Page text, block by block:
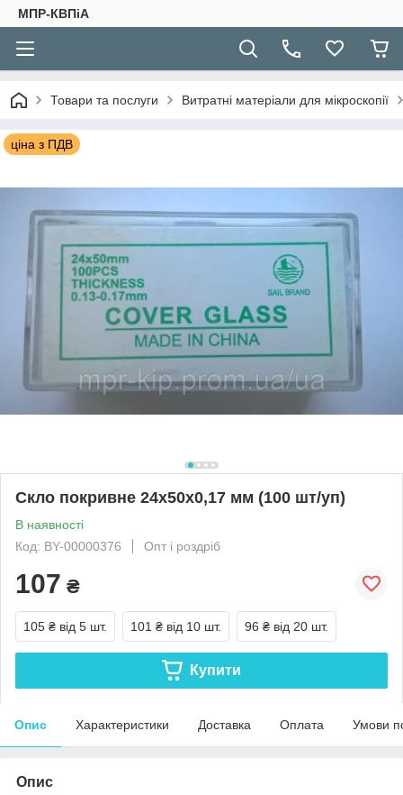
МПР-КВПіА
Товари та послуги Витратні матеріали для мікроскопії
ціна з ПДВ
Скло покривне 24х50х0,17 мм (100 шт/уп)
В наявності
Код: BY-00000376
Опт і роздріб
107 ₴
105 ₴ від 5 шт. 101 ₴ від 10 шт. 96 ₴ від 20 шт.
Купити
Опис Характеристики Доставка Оплата Умови
Опис